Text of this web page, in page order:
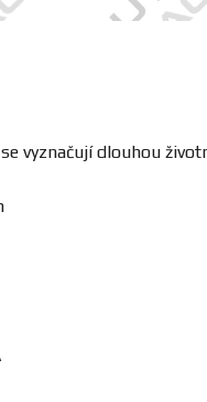
vyznačují dlouhou